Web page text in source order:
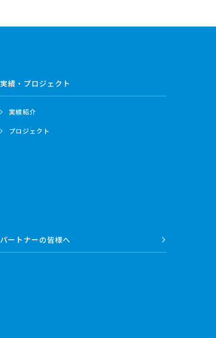
実績・プロジェクト
実績紹介
プロジェクト
パートナーの皆様へ